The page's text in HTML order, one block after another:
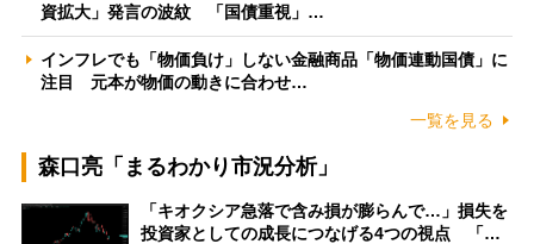
資拡大」発言の波紋 「国債重視」…
インフレでも「物価負け」しない金融商品「物価連動国債」に
注目 元本が物価の動きに合わせ…
一覧を見る
森口亮「まるわかり市況分析」
「キオクシア急落で含み損が膨らんで…」損失を
投資家としての成長につなげる4つの視点 「…